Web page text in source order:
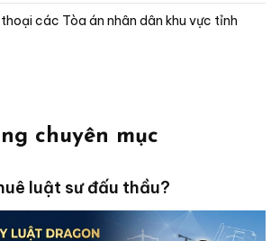
các Tòa án nhân dân khu vực tỉnh
chuyên mục
luật sư đấu thầu?